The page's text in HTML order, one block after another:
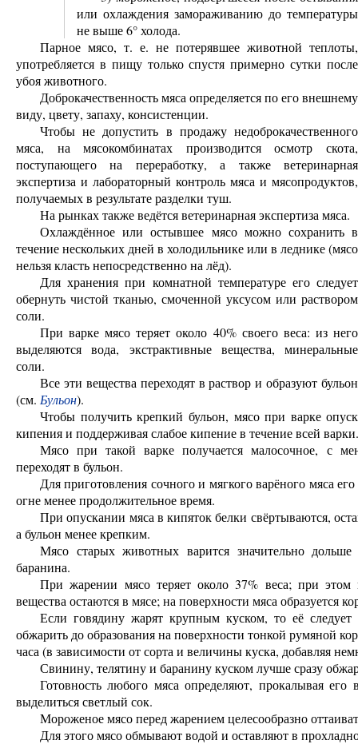
или охлаждения замораживанию до температуры
не выше 6° холода.
Парное мясо, т. е. не потерявшее животной теплоты,
употребляется в пищу только спустя примерно сутки после
убоя животного.
Доброкачественность мяса определяется по его внешнему
виду, цвету, запаху, консистенции.
Чтобы не допустить в продажу недоброкачественного
мяса, на мясокомбинатах производится осмотр скота,
поступающего на переработку, а также ветеринарная
экспертиза и лабораторный контроль мяса и мясопродуктов,
получаемых в результате разделки туш.
На рынках также ведётся ветеринарная экспертиза мяса.
Охлаждённое или остывшее мясо можно сохранить в
течение нескольких дней в холодильнике или в леднике (мясо
нельзя класть непосредственно на лёд).
Для хранения при комнатной температуре его следует
обернуть чистой тканью, смоченной уксусом или раствором
соли.
При варке мясо теряет около 40% своего веса: из него
выделяются вода, экстрактивные вещества, минеральные
соли.
Все эти вещества переходят в раствор и образуют бульон
(см. Бульон).
Чтобы получить крепкий бульон, мясо при варке
кипения и поддерживая слабое кипение в течение всей варки.
Мясо при такой варке получается малосочное, с
переходят в бульон.
Для приготовления сочного и мягкого варёного мяса
огне менее продолжительное время.
При опускании мяса в кипяток белки свёртываются,
а бульон менее крепким.
Мясо старых животных варится значительно
баранина.
При жарении мясо теряет около 37% веса; при этом
вещества остаются в мясе; на поверхности мяса образуется
Если говядину жарят крупным куском, то её
обжарить до образования на поверхности тонкой румяной
часа (в зависимости от сорта и величины куска, добавляя
Свинину, телятину и баранину куском лучше сразу
Готовность любого мяса определяют, прокалывая
выделиться светлый сок.
Мороженое мясо перед жарением целесообразно
Для этого мясо обмывают водой и оставляют в